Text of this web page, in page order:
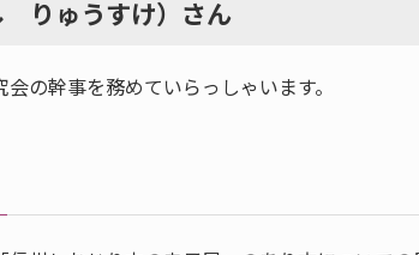
りゅうすけ）さん
の幹事を務めていらっしゃいます。